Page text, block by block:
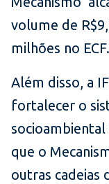
volume de
milhões no ECF.
Além disso, a
fortalecer o
que o
outras cadeias